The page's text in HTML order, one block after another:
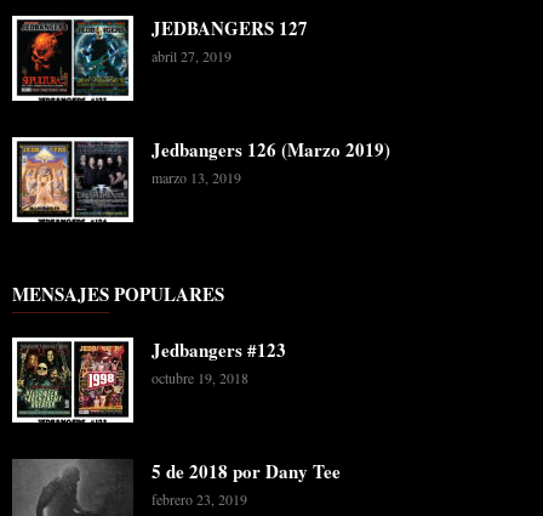
JEDBANGERS 127
abril 27, 2019
Jedbangers 126 (Marzo 2019)
marzo 13, 2019
MENSAJES POPULARES
Jedbangers #123
octubre 19, 2018
5 de 2018 por Dany Tee
febrero 23, 2019